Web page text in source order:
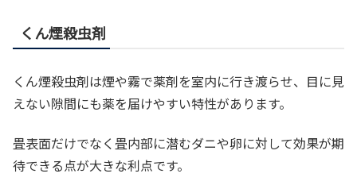
くん煙殺虫剤
くん煙殺虫剤は煙や霧で薬剤を室内に行き渡らせ、目に見
えない隙間にも薬を届けやすい特性があります。
畳表面だけでなく畳内部に潜むダニや卵に対して効果が期
待できる点が大きな利点です。